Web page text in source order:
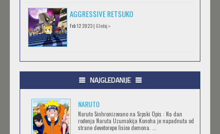
AGGRESSIVE RETSUKO
Feb 12 2023 | Gledaj »
.HACK//GIFT
.HACK//LIMINALITY
Feb 12 2023 |Gledaj »
NAJGLEDANIJE
NARUTO
Naruto Sinhronizovano na Srpski Opis : Na dan
rođenja Naruta Uzumakija Konoha je napadnuta od
strane devetorepe lisice demona. ...